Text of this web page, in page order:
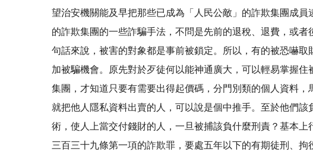
望治安機關能及早把那些已成為「人民公敵」
的詐欺集團的一些詐騙手法，不問是先前的退稅、退費，或
句話來說，被害的對象都是事前被鎖定。所以，有的被恐嚇
加被騙機會。原先對於歹徒何以能神通廣大，可以輕易掌握
集團，才知道只要有需要出得起價碼，分門別類的個人資料
就把他人隱私資料出賣的人，可以說是個中推手。至於他們
術，使人上當交付錢財的人，一旦被捕該負什麼刑責？基本
三百三十九條第一項的詐欺罪，要處五年以下的有期徒刑、